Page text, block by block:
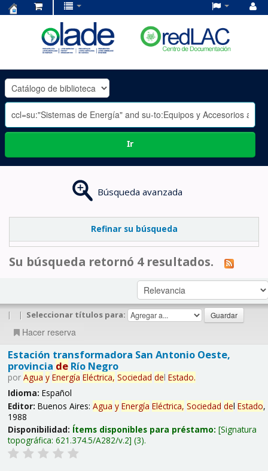
OLADE
-
Ir
Búsqueda avanzada
Refinar su búsqueda
Su búsqueda retornó 4 resultados.
| | Seleccionar títulos para:
Hacer reserva
Estación transformadora San Antonio Oeste,
provincia deRío Negro
por Agua y Energía Eléctrica, Sociedad del Estado.
Idioma: Español
Editor: Buenos Aires: Agua y Energía Eléctrica, Sociedad del Estado,
1988
Disponibilidad: Ítems disponibles para préstamo: Signatura
topográfica: 621.374.5/A282/v.2 (3).